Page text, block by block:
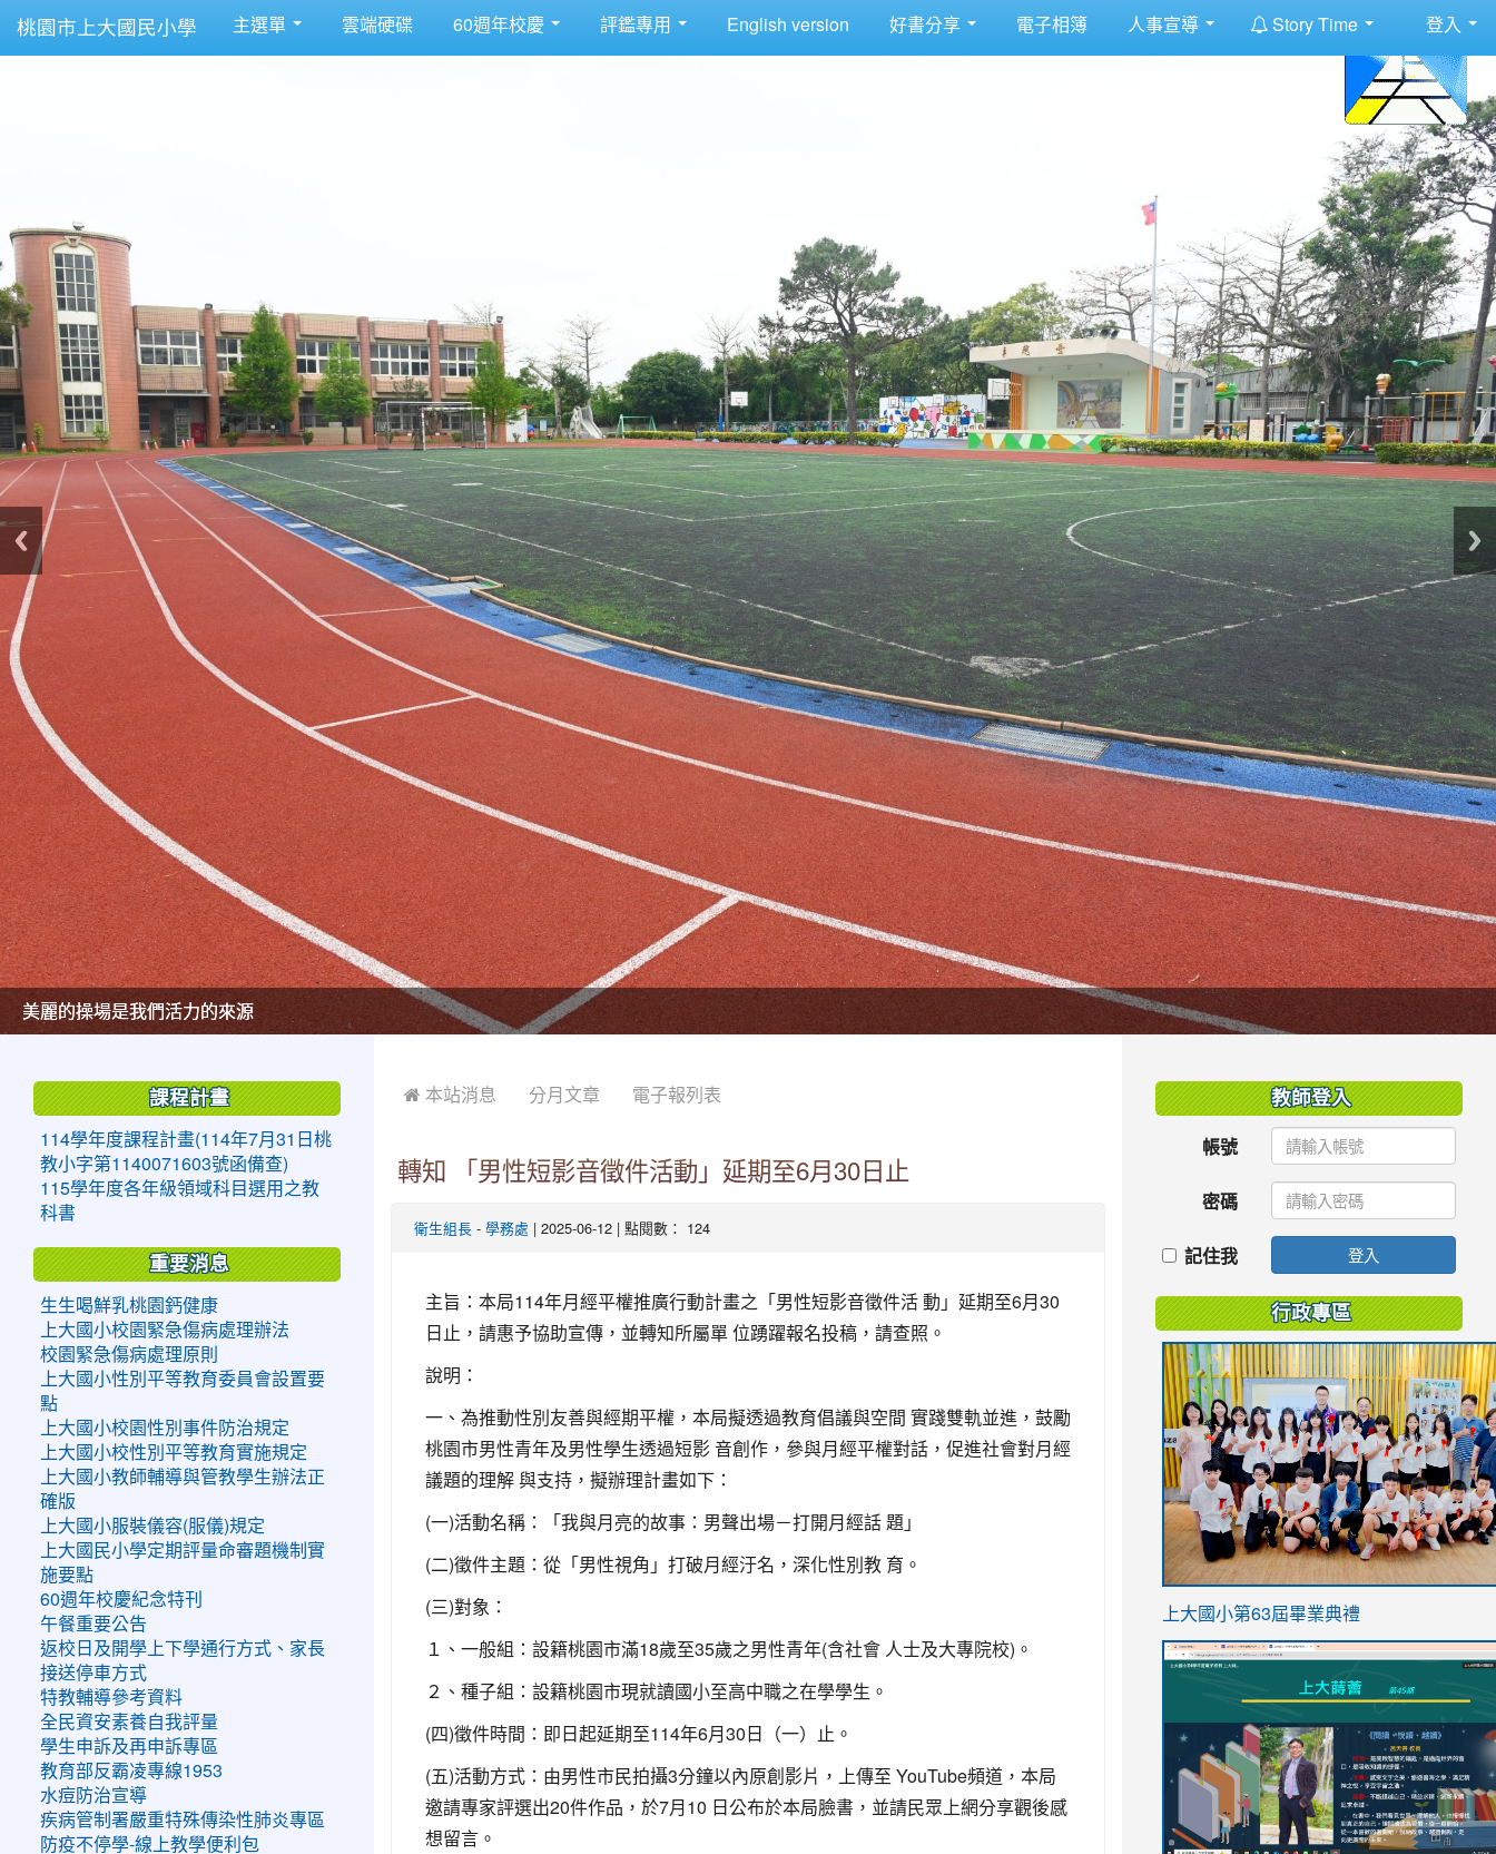
桃園市上大國民小學 主選單 雲端硬碟 60週年校慶 評鑑專用 English version 好書分享 電子相簿 人事宣導 Story Time 登入
美麗的操場是我們活力的來源
美麗的操場是我們活力的來源
煥然一新的小司令台
煥然一新的小司令台
富含桃園埤塘田園風光意象的中廊
富含桃園埤塘田園風光意象的中廊
嶄新的中庭廣場
嶄新的中庭廣場
水生池生生不息
水生池生生不息
 本站消息 分月文章 電子報列表
轉知 「男性短影音徵件活動」延期至6月30日止
衛生組長 - 學務處 | 2025-06-12 | 點閱數： 124
主旨：本局114年月經平權推廣行動計畫之「男性短影音徵件活 動」延期至6月30
日止，請惠予協助宣傳，並轉知所屬單 位踴躍報名投稿，請查照。
說明：
一、為推動性別友善與經期平權，本局擬透過教育倡議與空間 實踐雙軌並進，鼓勵
桃園市男性青年及男性學生透過短影 音創作，參與月經平權對話，促進社會對月經
議題的理解 與支持，擬辦理計畫如下：
(一)活動名稱：「我與月亮的故事：男聲出場－打開月經話 題」
(二)徵件主題：從「男性視角」打破月經汙名，深化性別教 育。
(三)對象：
１、一般組：設籍桃園市滿18歲至35歲之男性青年(含社會 人士及大專院校)。
２、種子組：設籍桃園市現就讀國小至高中職之在學學生。
(四)徵件時間：即日起延期至114年6月30日（一）止。
(五)活動方式：由男性市民拍攝3分鐘以內原創影片，上傳至 YouTube頻道，本局
邀請專家評選出20件作品，於7月10 日公布於本局臉書，並請民眾上網分享觀後感
想留言。
課程計畫
114學年度課程計畫(114年7月31日桃
教小字第1140071603號函備查)
115學年度各年級領域科目選用之教
科書
重要消息
生生喝鮮乳桃園鈣健康
上大國小校園緊急傷病處理辦法
校園緊急傷病處理原則
上大國小性別平等教育委員會設置要
點
上大國小校園性別事件防治規定
上大國小校性別平等教育實施規定
上大國小教師輔導與管教學生辦法正
確版
上大國小服裝儀容(服儀)規定
上大國民小學定期評量命審題機制實
施要點
60週年校慶紀念特刊
午餐重要公告
返校日及開學上下學通行方式、家長
接送停車方式
特教輔導參考資料
全民資安素養自我評量
學生申訴及再申訴專區
教育部反霸凌專線1953
水痘防治宣導
疾病管制署嚴重特殊傳染性肺炎專區
防疫不停學-線上教學便利包
教師登入
帳號
密碼
記住我 登入
行政專區
link
https://sites.google.com/stes.tyc.edu.tw/
上大國小第63屆畢業典禮
link